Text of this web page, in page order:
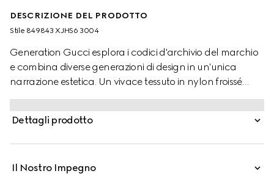
DESCRIZIONE DEL PRODOTTO
Stile ‎849843 XJHS6 3004
Generation Gucci esplora i codici d'archivio del marchio
e combina diverse generazioni di design in un'unica
narrazione estetica. Un vivace tessuto in nylon froissé
definisce questa giacca oversize per bambini, portando
un tocco di colore a ogni look.
Dettagli prodotto
Il Nostro Impegno